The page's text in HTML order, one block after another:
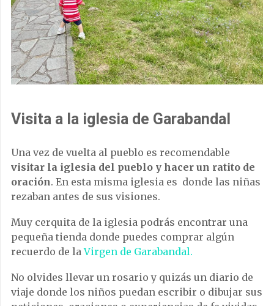
Visita a la iglesia de Garabandal
Una vez de vuelta al pueblo es recomendable
visitar la iglesia del pueblo y hacer un ratito de
oración. En esta misma iglesia es donde las niñas
rezaban antes de sus visiones.
Muy cerquita de la iglesia podrás encontrar una
pequeña tienda donde puedes comprar algún
recuerdo de laVirgen de Garabandal.
No olvides llevar un rosario y quizás un diario de
viaje donde los niños puedan escribir o dibujar sus